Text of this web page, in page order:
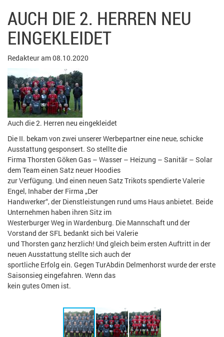
AUCH DIE 2. HERREN NEU
EINGEKLEIDET
Redakteur am 08.10.2020
Auch die 2. Herren neu eingekleidet
Die II. bekam von zwei unserer Werbepartner eine neue, schicke
Ausstattung gesponsert. So stellte die
Firma Thorsten Göken Gas – Wasser – Heizung – Sanitär – Solar
dem Team einen Satz neuer Hoodies
zur Verfügung. Und einen neuen Satz Trikots spendierte Valerie
Engel, Inhaber der Firma „Der
Handwerker“, der Dienstleistungen rund ums Haus anbietet. Beide
Unternehmen haben ihren Sitz im
Westerburger Weg in Wardenburg. Die Mannschaft und der
Vorstand der SFL bedankt sich bei Valerie
und Thorsten ganz herzlich! Und gleich beim ersten Auftritt in der
neuen Ausstattung stellte sich auch der
sportliche Erfolg ein. Gegen TurAbdin Delmenhorst wurde der erste
Saisonsieg eingefahren. Wenn das
kein gutes Omen ist.